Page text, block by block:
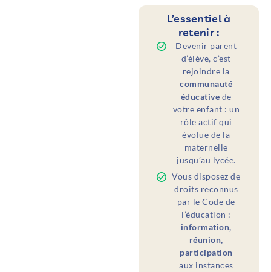
L’essentiel à
retenir :
Devenir parent
d’élève, c’est
rejoindre la
communauté
éducative de
votre enfant : un
rôle actif qui
évolue de la
maternelle
jusqu’au lycée.
Vous disposez de
droits reconnus
par le Code de
l’éducation :
information,
réunion,
participation
aux instances